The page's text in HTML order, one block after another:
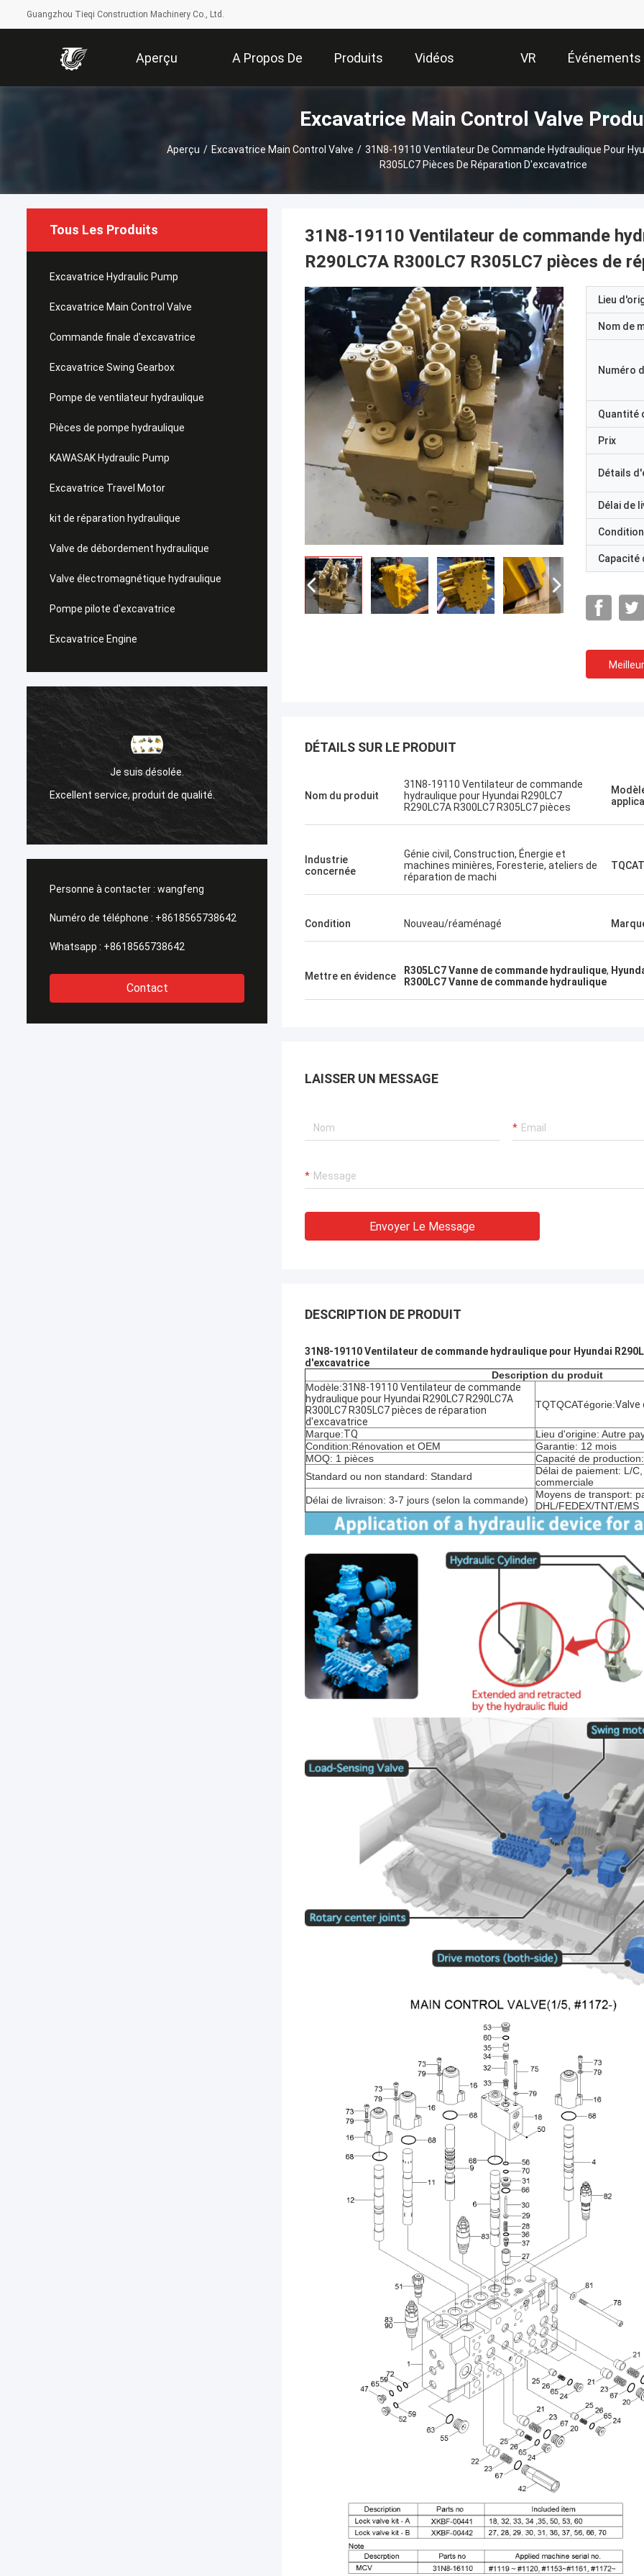
Guangzhou Tieqi Construction Machinery Co., Ltd.
Aperçu A Propos De
Nous
Produits Vidéos VR
Show
Événements
Excavatrice Main Control Valve
Aperçu / Excavatrice Main Control Valve / 31N8-19110 Ventilateur De Commande Hydraulique Pour
R305LC7 Pièces De Réparation D'excavatrice
Tous Les Produits
Excavatrice Hydraulic Pump
Excavatrice Main Control Valve
Commande finale d'excavatrice
Excavatrice Swing Gearbox
Pompe de ventilateur hydraulique
Pièces de pompe hydraulique
KAWASAK Hydraulic Pump
Excavatrice Travel Motor
kit de réparation hydraulique
Valve de débordement hydraulique
Valve électromagnétique hydraulique
Pompe pilote d'excavatrice
Excavatrice Engine
Je suis désolée.
service, produit de qualité.
Sanok Nižehorodsky est une ville du nord
Un service de gestion, une visite rapide.
Un shopping agréable
Personne à contacter : wangfeng
Numéro de téléphone : +8618565738642
Whatsapp : +8618565738642
Contact
31N8-19110 Ventilateur de commande
R290LC7A R300LC7 R305LC7 pièces de
Lieu
Nom de
Numéro
Quantité
Prix
Détails
Délai de
Capacité
DÉTAILS SUR LE PRODUIT
Nom du produit
31N8-19110 Ventilateur de commande
hydraulique pour Hyundai R290LC7
R290LC7A R300LC7 R305LC7 pièces
Industrie
concernée
Génie civil, Construction, Énergie et
machines minières, Foresterie, ateliers de
réparation de machi
Condition Nouveau/réaménagé
Mettre en évidence R305LC7 Vanne de commande hydraulique,
R300LC7 Vanne de commande hydraulique
LAISSER UN MESSAGE
Envoyer Le Message
DESCRIPTION DE PRODUIT
31N8-19110 Ventilateur de commande hydraulique pour Hyundai
d'excavatrice
Description du produit
Modèle:31N8-19110 Ventilateur de commande
hydraulique pour Hyundai R290LC7 R290LC7A
R300LC7 R305LC7 pièces de réparation
d'excavatrice
TQTQCATégorie:Valve
Marque:TQ
Lieu d'origine: Autre
Condition:Rénovation et OEM
Garantie: 12 mois
MOQ: 1 pièces
Capacité de
Standard ou non standard: Standard
Délai de paiement: L/
commerciale
Délai de livraison: 3-7 jours (selon la commande)
Moyens de transport:
DHL/FEDEX/TNT/EMS